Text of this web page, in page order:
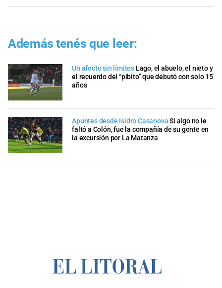
Además tenés que leer:
Un afecto sin límites Lago, el abuelo, el nieto y
el recuerdo del “pibito” que debutó con solo 15
años
Apuntes desde Isidro CasanovaSi algo no le
faltó a Colón, fue la compañía de su gente en
la excursión por La Matanza